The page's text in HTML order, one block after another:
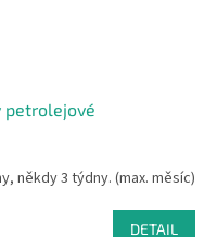
petrolejové
někdy 3 týdny. (max. měsíc)
DETAIL